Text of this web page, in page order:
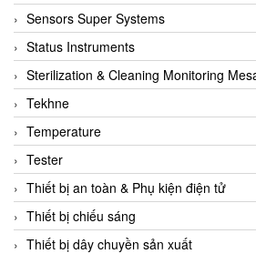
Campbell Scientific
Canneed Vietnam
Cantoni
CAPS
CAREL Parts
CCS
CD Automation
CEAG Sicherheitst
CEIA Vietnam
Sensors Super Systems
Status Instruments
Sterilization & Cleaning Monitoring
Tekhne
Temperature
Tester
Thiết bị an toàn & Phụ kiện điện tử
Thiết bị chiếu sáng
Thiết bị dây chuyền sản xuất